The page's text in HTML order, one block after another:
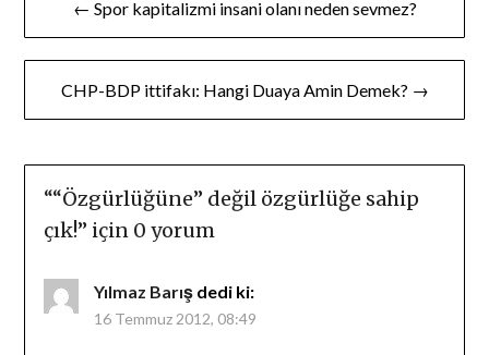
gezinmesi
← Spor kapitalizmi insani olanı neden sevmez?
CHP-BDP ittifakı: Hangi Duaya Amin Demek? →
““Özgürlüğüne” değil özgürlüğe sahip
çık!” için 0 yorum
Yılmaz Barış dedi ki:
16 Temmuz 2012, 08:49